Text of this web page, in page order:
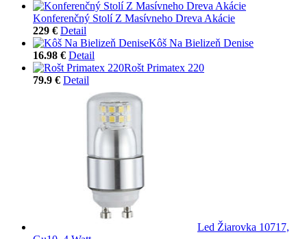
Konferenčný Stolí Z Masívneho Dreva Akácie
229 € Detail
Kôš Na Bielizeň Denise
16.98 € Detail
Rošt Primatex 220
79.9 € Detail
Led Žiarovka 10717,